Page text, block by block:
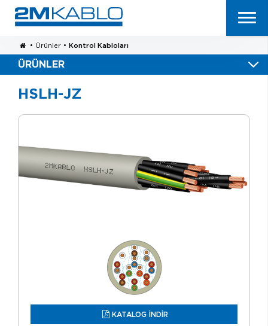
• Ürünler • Kontrol Kabloları
ÜRÜNLER
HSLH-JZ
KATALOG İNDİR